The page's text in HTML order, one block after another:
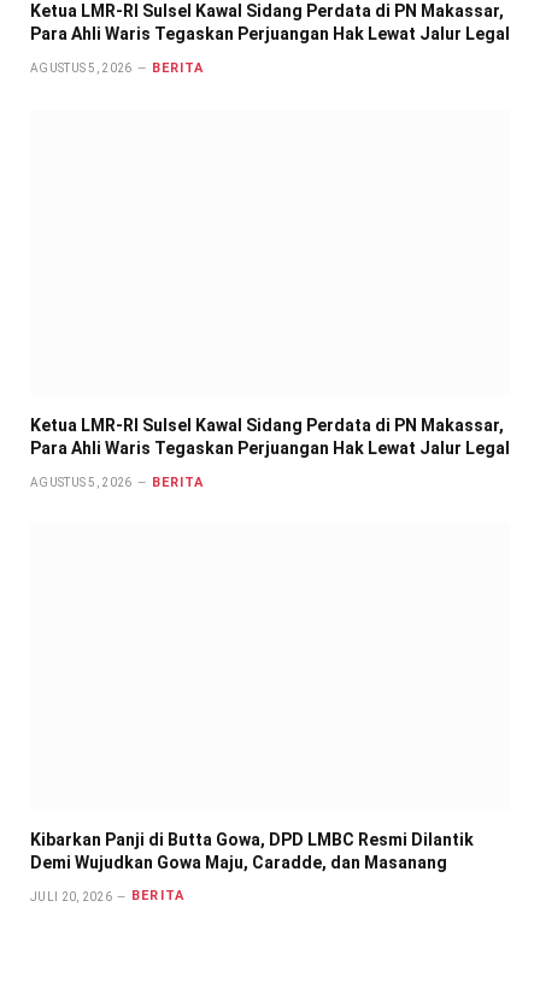
Ketua LMR-RI Sulsel Kawal Sidang Perdata di PN Makassar,
Para Ahli Waris Tegaskan Perjuangan Hak Lewat Jalur Legal
AGUSTUS 5, 2026 BERITA
Ketua LMR-RI Sulsel Kawal Sidang Perdata di PN Makassar,
Para Ahli Waris Tegaskan Perjuangan Hak Lewat Jalur Legal
AGUSTUS 5, 2026 BERITA
Kibarkan Panji di Butta Gowa, DPD LMBC Resmi Dilantik
Demi Wujudkan Gowa Maju, Caradde, dan Masanang
JULI 20, 2026 BERITA